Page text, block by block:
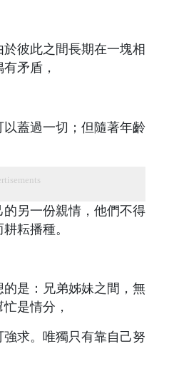
彼此之間長期在一塊相
矛盾，
蓋過一切；但隨著年齡
另一份親情，他們不得
耘播種。
的是：兄弟姊妹之間，無
是情分，
求。唯獨只有靠自己努